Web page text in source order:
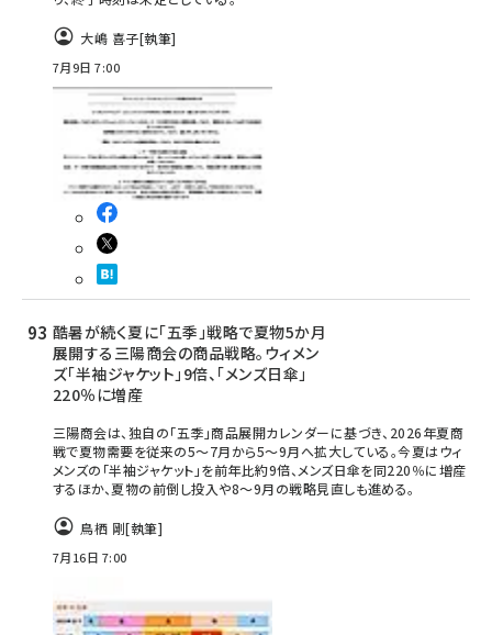
大嶋 喜子[執筆]
7月9日 7:00
酷暑が続く夏に「五季」戦略で夏物5か月
展開する三陽商会の商品戦略。ウィメン
ズ「半袖ジャケット」9倍、「メンズ日傘」
220％に増産
三陽商会は、独自の「五季」商品展開カレンダーに基づき、2026年夏商
戦で夏物需要を従来の5〜7月から5〜9月へ拡大している。今夏はウィ
メンズの「半袖ジャケット」を前年比約9倍、メンズ日傘を同220％に増産
するほか、夏物の前倒し投入や8〜9月の戦略見直しも進める。
鳥栖 剛[執筆]
7月16日 7:00